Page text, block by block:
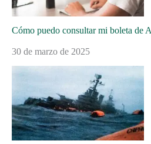
Cómo puedo consultar mi boleta de
30 de marzo de 2025